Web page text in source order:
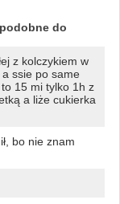
do
z kolczykiem w
ssie po same
15 mi tylko 1h z
a liże cukierka
bo nie znam